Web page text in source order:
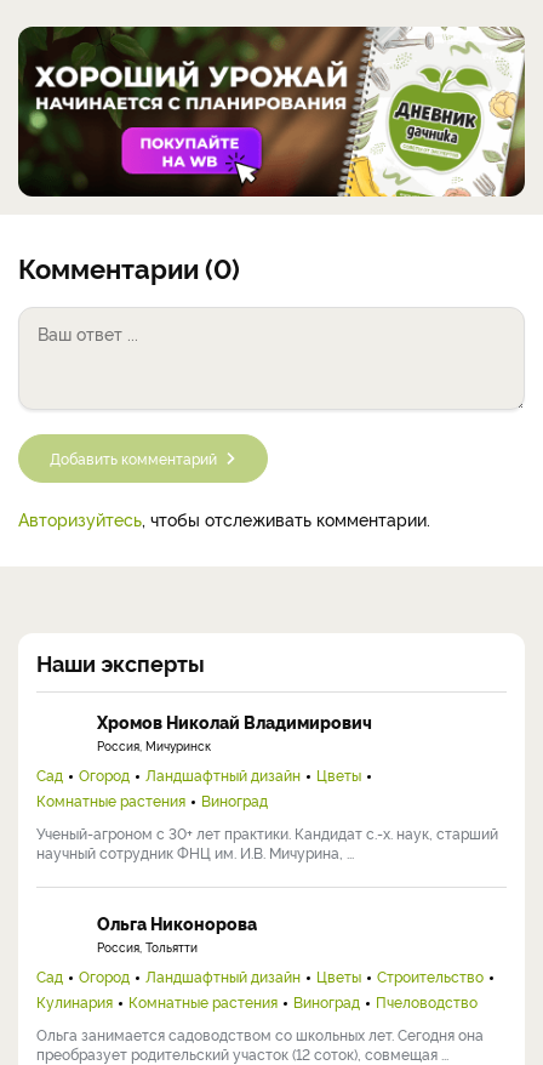
Комментарии (0)
Добавить комментарий
Авторизуйтесь , чтобы отслеживать комментарии.
Наши эксперты
Хромов Николай Владимирович
Россия, Мичуринск
Сад Огород Ландшафтный дизайн
Цветы
Комнатные растения
Виноград
Ученый-агроном с 30+ лет практики. Кандидат с.-х. наук, старший
научный сотрудник ФНЦ им. И.В. Мичурина, ...
Ольга Никонорова
Россия, Тольятти
Сад Огород Ландшафтный дизайн Цветы
Строительство
Кулинария
Комнатные растения Виноград
Пчеловодство
Ольга занимается садоводством со школьных лет. Сегодня она
преобразует родительский участок (12 соток), совмещая ...